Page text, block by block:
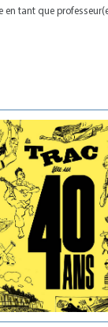
en tant que